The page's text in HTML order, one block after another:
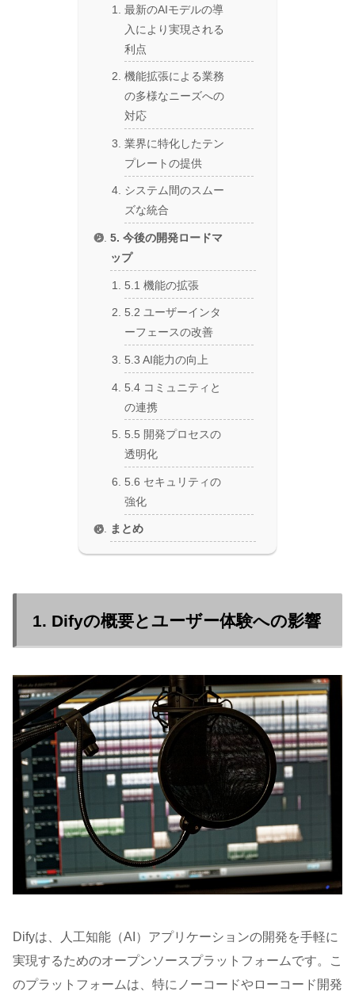
最新のAIモデルの導
入により実現される
利点
機能拡張による業務
の多様なニーズへの
対応
業界に特化したテン
プレートの提供
システム間のスムー
ズな統合
5. 今後の開発ロードマ
ップ
5.1 機能の拡張
5.2 ユーザーインタ
ーフェースの改善
5.3 AI能力の向上
5.4 コミュニティと
の連携
5.5 開発プロセスの
透明化
5.6 セキュリティの
強化
まとめ
1. Difyの概要とユーザー体験への影響
Difyは、人工知能（AI）アプリケーションの開発を手軽に
実現するためのオープンソースプラットフォームです。こ
のプラットフォームは、特にノーコードやローコード開発